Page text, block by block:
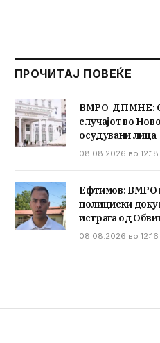
ПРОЧИТАЈ ПОВЕЌЕ
ВМРО-ДПМНЕ:
случајот во
осудувани лица
08.08.2026 во 12:18
Ефтимов: ВМРО
полициски
истрага од
08.08.2026 во 12:16